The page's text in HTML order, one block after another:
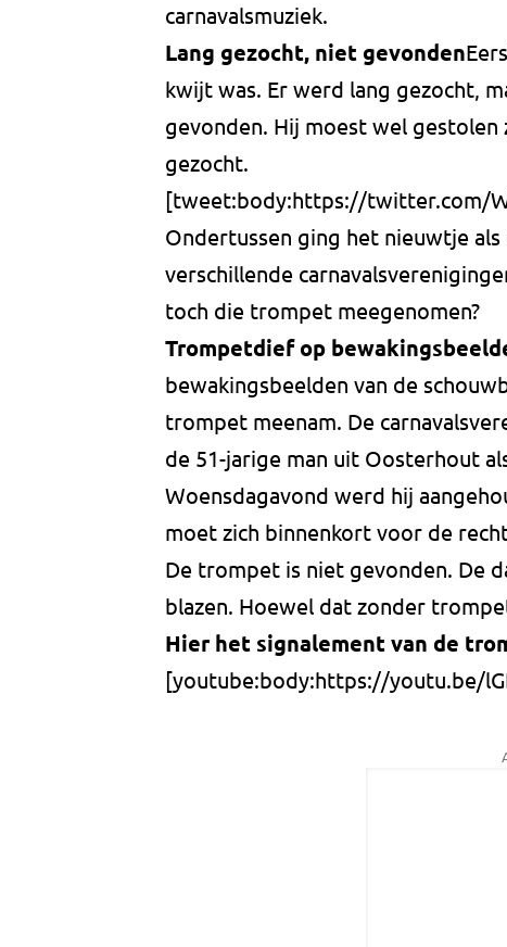
carnavalsmuziek.
Lang gezocht, niet gevonden
kwijt was. Er werd lang gezocht,
gevonden. Hij moest wel
gezocht.
[tweet:body:https://twitter.com/
Ondertussen ging het nieuwtje
verschillende
toch die trompet meegenomen?
Trompetdief op
bewakingsbeelden van de
trompet meenam. De
de 51-jarige man uit Oosterhout
Woensdagavond werd hij
moet zich binnenkort voor de
De trompet is niet gevonden. De
blazen. Hoewel dat zonder
Hier het signalement van de
[youtube:body:https://youtu.be/